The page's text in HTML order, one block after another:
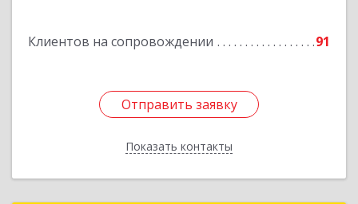
Клиентов на сопровождении 91
Отправить заявку
Показать контакты
Отправить заявку
Назад